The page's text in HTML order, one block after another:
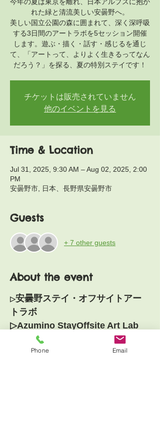
れた緑と清流美しい安曇野へ。
美しい国立公園の森に囲まれて、深く深呼吸
する3日間のアートラボを5セッション開催
します。遊ぶ・描く・話す・感じるを通じ
て、「アートって、よりよく生きるってなん
だろう？」を探る、夏の特別ステイです！
チケットは販売されていません
他のイベントを見る
Time & Location
Jul 31, 2025, 9:30 AM – Aug 02, 2025, 2:00
PM
安曇野市, 日本、長野県安曇野市
Guests
+ 7 other guests
About the event
▷安曇野ステイ・オフサイトアー
トラボ
▷Azumino StayOffsite Art Lab
--English is below--
Phone Email